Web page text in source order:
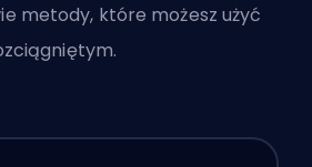
metody, które możesz użyć